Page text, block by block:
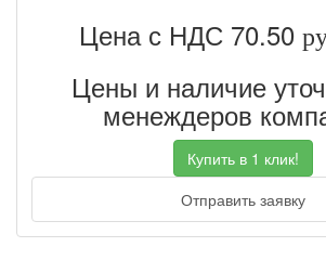
Цена с НДС 70.50
Цены и наличие
менеждеров
Купить в 1 клик!
Отправить заявку